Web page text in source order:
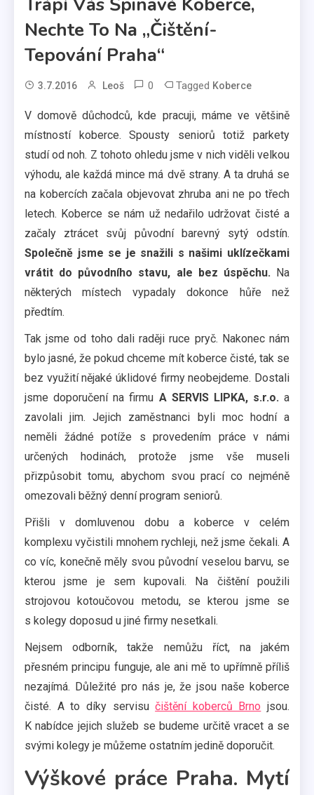
Nechte To Na „Čištění-
Tepování Praha“
3.7.2016 Leoš 0 Tagged Koberce
V domově důchodců, kde pracuji, máme ve většině
místností koberce. Spousty seniorů totiž parkety
studí od noh. Z tohoto ohledu jsme v nich viděli velkou
výhodu, ale každá mince má dvě strany. A ta druhá se
na kobercích začala objevovat zhruba ani ne po třech
letech. Koberce se nám už nedařilo udržovat čisté a
začaly ztrácet svůj původní barevný sytý odstín.
Společně jsme se je snažili s našimi uklízečkami
vrátit do původního stavu, ale bez úspěchu. Na
některých místech vypadaly dokonce hůře než
předtím.
Tak jsme od toho dali raději ruce pryč. Nakonec nám
bylo jasné, že pokud chceme mít koberce čisté, tak se
bez využití nějaké úklidové firmy neobejdeme. Dostali
jsme doporučení na firmu A SERVIS LIPKA, s.r.o. a
zavolali jim. Jejich zaměstnanci byli moc hodní a
neměli žádné potíže s provedením práce v námi
určených hodinách, protože jsme vše museli
přizpůsobit tomu, abychom svou prací co nejméně
omezovali běžný denní program seniorů.
Přišli v domluvenou dobu a koberce v celém
komplexu vyčistili mnohem rychleji, než jsme čekali. A
co víc, konečně měly svou původní veselou barvu, se
kterou jsme je sem kupovali. Na čištění použili
strojovou kotoučovou metodu, se kterou jsme se
s kolegy doposud u jiné firmy nesetkali.
Nejsem odborník, takže nemůžu říct, na jakém
přesném principu funguje, ale ani mě to upřímně příliš
nezajímá. Důležité pro nás je, že jsou naše koberce
čisté. A to díky servisučištění koberců Brno jsou.
K nabídce jejich služeb se budeme určitě vracet a se
svými kolegy je můžeme ostatním jedině doporučit.
Výškové práce Praha. Mytí